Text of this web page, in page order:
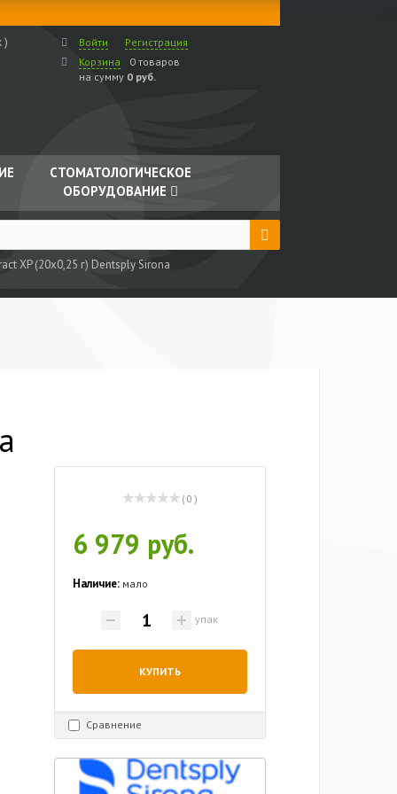
) Войти
Регистрация
Корзина
0 товаров
на сумму 0 руб.
СТОМАТОЛОГИЧЕСКОЕ
ОБОРУДОВАНИЕ
XP (20х0,25 г) Dentsply Sirona
( 0 )
6 979 руб.
Наличие: мало
упак
КУПИТЬ
Сравнение